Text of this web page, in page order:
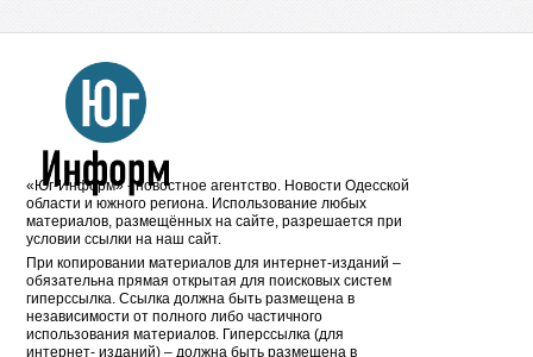
«Юг-Информ» - новостное агентство. Новости Одесской
области и южного региона. Использование любых
материалов, размещённых на сайте, разрешается при
условии ссылки на наш сайт.
При копировании материалов для интернет-изданий –
обязательна прямая открытая для поисковых систем
гиперссылка. Ссылка должна быть размещена в
независимости от полного либо частичного
использования материалов. Гиперссылка (для
интернет- изданий) – должна быть размещена в